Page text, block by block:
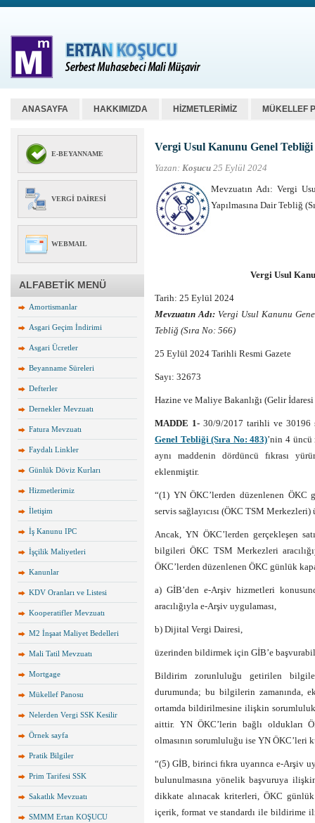
ANASAYFA HAKKIMIZDA HİZMETLERİMİZ MÜKELLEF
E-BEYANNAME
VERGI DAIRESI
WEBMAIL
ALFABETİK MENÜ
Amortismanlar
Asgari Geçim İndirimi
Asgari Ücretler
Beyanname Süreleri
Defterler
Dernekler Mevzuatı
Fatura Mevzuatı
Faydalı Linkler
Günlük Döviz Kurları
Hizmetlerimiz
İletişim
İş Kanunu IPC
İşçilik Maliyetleri
Kanunlar
KDV Oranları ve Listesi
Kooperatifler Mevzuatı
M2 İnşaat Maliyet Bedelleri
Mali Tatil Mevzuatı
Mortgage
Mükellef Panosu
Nelerden Vergi SSK Kesilir
Örnek sayfa
Pratik Bilgiler
Prim Tarifesi SSK
Sakatlık Mevzuatı
SMMM Ertan KOŞUCU
Vergi Usul Kanunu Genel Tebliği
Yazan: Koşucu 25 Eylül 2024
Mevzuatın Adı: Vergi
Yapılmasına Dair Tebliğ
Vergi Usul
Tarih: 25 Eylül 2024
Mevzuatın Adı:Vergi Usul Kanunu
Tebliğ (Sıra No: 566)
25 Eylül 2024 Tarihli Resmi Gazete
Sayı: 32673
Hazine ve Maliye Bakanlığı (Gelir İdaresi
MADDE 1- 30/9/2017 tarihli ve 30196
Genel Tebliği (Sıra No: 483)’nin 4 üncü
aynı maddenin dördüncü fıkrası
eklenmiştir.
“(1) YN ÖKC’lerden düzenlenen
servis sağlayıcısı (ÖKC TSM
Ancak, YN ÖKC’lerden gerçekleşen
bilgileri ÖKC TSM Merkezleri
ÖKC’lerden düzenlenen ÖKC günlük
a) GİB’den e-Arşiv hizmetleri
aracılığıyla e-Arşiv uygulaması,
b) Dijital Vergi Dairesi,
üzerinden bildirmek için GİB’e
Bildirim zorunluluğu getirilen
durumunda; bu bilgilerin zamanında,
ortamda bildirilmesine ilişkin
aittir. YN ÖKC’lerin bağlı oldukları
olmasının sorumluluğu ise YN ÖKC’leri
“(5) GİB, birinci fıkra uyarınca e-Arşiv
bulunulmasına yönelik başvuruya
dikkate alınacak kriterleri, ÖKC
içerik, format ve standardı ile bildirime